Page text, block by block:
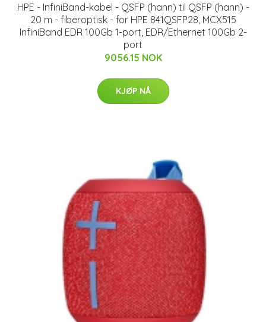
HPE - InfiniBand-kabel - QSFP (hann) til QSFP (hann) -
20 m - fiberoptisk - for HPE 841QSFP28, MCX515
InfiniBand EDR 100Gb 1-port, EDR/Ethernet 100Gb 2-
port
9056.15 NOK
KJØP NÅ